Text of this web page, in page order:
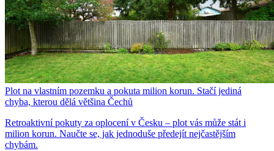
Plot na vlastním pozemku a pokuta milion korun. Stačí jediná
chyba, kterou dělá většina Čechů
Retroaktivní pokuty za oplocení v Česku – plot vás může stát i
milion korun. Naučte se, jak jednoduše předejít nejčastějším
chybám.